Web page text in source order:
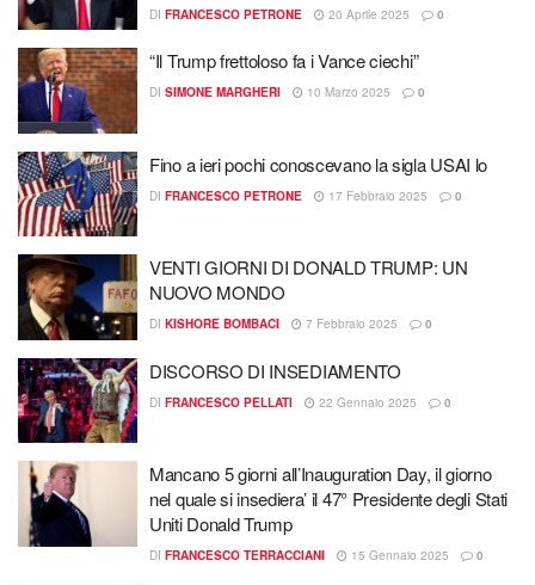
DI FRANCESCO PETRONE 20 Aprile 2025 0
“Il Trump frettoloso fa i Vance ciechi”
DI SIMONE MARGHERI 10 Marzo 2025 0
Fino a ieri pochi conoscevano la sigla USAI lo
DI FRANCESCO PETRONE 17 Febbraio 2025 0
VENTI GIORNI DI DONALD TRUMP: UN
NUOVO MONDO
DI KISHORE BOMBACI 7 Febbraio 2025 0
DISCORSO DI INSEDIAMENTO
DI FRANCESCO PELLATI 22 Gennaio 2025 0
Mancano 5 giorni all’Inauguration Day, il giorno
nel quale si insediera’ il 47° Presidente degli Stati
Uniti Donald Trump
DI FRANCESCO TERRACCIANI 15 Gennaio 2025 0